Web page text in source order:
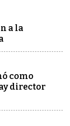
a la
como
director